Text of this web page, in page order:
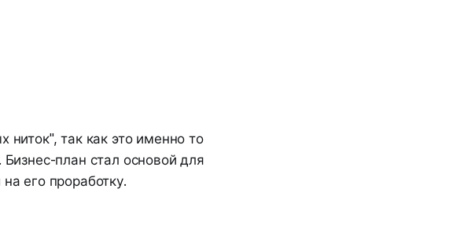
так как это именно то
план стал основой для
его проработку.